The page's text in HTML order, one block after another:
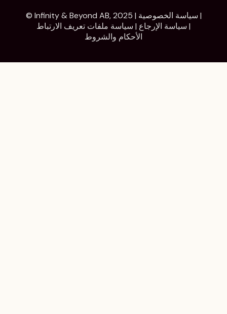
© Infinity & Beyond AB, 2025 | سياسة الخصوصية |
سياسة ملفات تعريف الارتباط | سياسة الإرجاع |
الأحكام والشروط